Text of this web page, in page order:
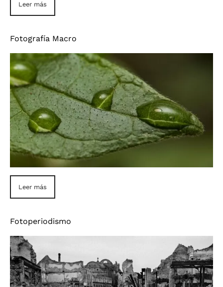
Leer más
Fotografía Macro
Leer más
Fotoperiodismo